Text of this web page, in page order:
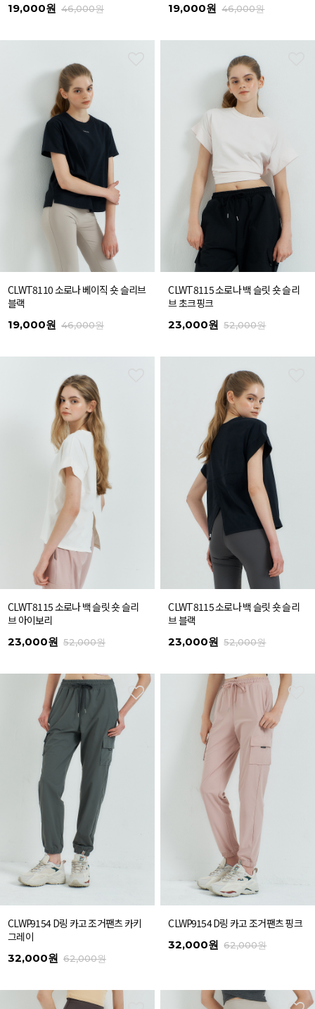
19,000원 46,000원 19,000원 46,000원
CLWT8110 소로나 베이직 숏 슬리브
블랙
19,000원 46,000원
CLWT8115 소로나 백 슬릿 숏 슬리
브 초크핑크
23,000원 52,000원
CLWT8115 소로나 백 슬릿 숏 슬리
브 아이보리
23,000원 52,000원
CLWT8115 소로나 백 슬릿 숏 슬리
브 블랙
23,000원 52,000원
CLWP9154 D링 카고 조거팬츠 카키
그레이
32,000원 62,000원
CLWP9154 D링 카고 조거팬츠 핑크
32,000원 62,000원